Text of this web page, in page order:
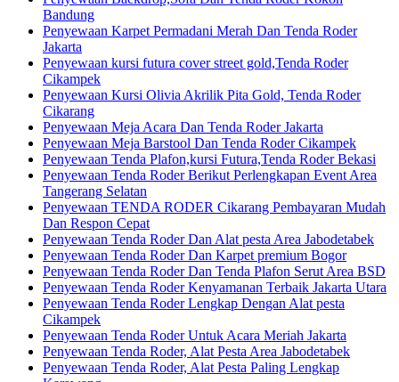
Bandung
Penyewaan Karpet Permadani Merah Dan Tenda Roder
Jakarta
Penyewaan kursi futura cover street gold,Tenda Roder
Cikampek
Penyewaan Kursi Olivia Akrilik Pita Gold, Tenda Roder
Cikarang
Penyewaan Meja Acara Dan Tenda Roder Jakarta
Penyewaan Meja Barstool Dan Tenda Roder Cikampek
Penyewaan Tenda Plafon,kursi Futura,Tenda Roder Bekasi
Penyewaan Tenda Roder Berikut Perlengkapan Event Area
Tangerang Selatan
Penyewaan TENDA RODER Cikarang Pembayaran Mudah
Dan Respon Cepat
Penyewaan Tenda Roder Dan Alat pesta Area Jabodetabek
Penyewaan Tenda Roder Dan Karpet premium Bogor
Penyewaan Tenda Roder Dan Tenda Plafon Serut Area BSD
Penyewaan Tenda Roder Kenyamanan Terbaik Jakarta Utara
Penyewaan Tenda Roder Lengkap Dengan Alat pesta
Cikampek
Penyewaan Tenda Roder Untuk Acara Meriah Jakarta
Penyewaan Tenda Roder, Alat Pesta Area Jabodetabek
Penyewaan Tenda Roder, Alat Pesta Paling Lengkap